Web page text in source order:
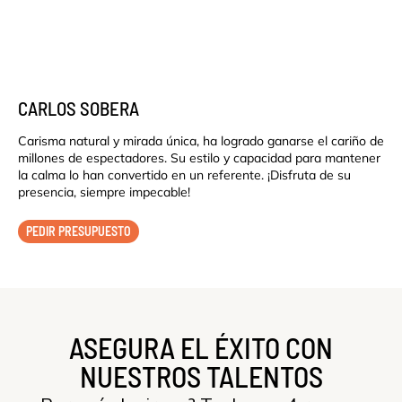
CARLOS SOBERA
Carisma natural y mirada única, ha logrado ganarse el cariño de
millones de espectadores. Su estilo y capacidad para mantener
la calma lo han convertido en un referente. ¡Disfruta de su
presencia, siempre impecable!
PEDIR PRESUPUESTO
ASEGURA EL ÉXITO CON
NUESTROS TALENTOS